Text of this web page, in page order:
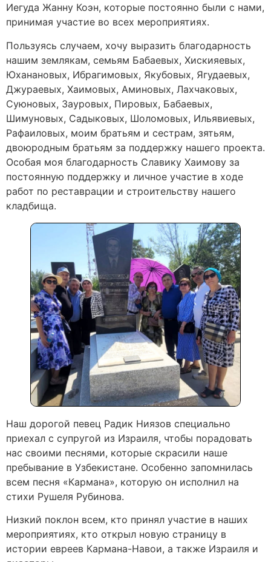
Иегуда Жанну Коэн, которые постоянно были с нами,
принимая участие во всех мероприятиях.
Пользуясь случаем, хочу выразить благодарность
нашим землякам, семьям Бабаевых, Хискияевых,
Юханановых, Ибрагимовых, Якубовых, Ягудаевых,
Джураевых, Хаимовых, Аминовых, Лахчаковых,
Суюновых, Зауровых, Пировых, Бабаевых,
Шимуновых, Садыковых, Шоломовых, Ильявиевых,
Рафаиловых, моим братьям и сестрам, зятьям,
двоюродным братьям за поддержку нашего проекта.
Особая моя благодарность Славику Хаимову за
постоянную поддержку и личное участие в ходе
работ по реставрации и строительству нашего
кладбища.
Наш дорогой певец Радик Ниязов специально
приехал с супругой из Израиля, чтобы порадовать
нас своими песнями, которые скрасили наше
пребывание в Узбекистане. Особенно запомнилась
всем песня «Кармана», которую он исполнил на
стихи Рушеля Рубинова.
Низкий поклон всем, кто принял участие в наших
мероприятиях, кто открыл новую страницу в
истории евреев Кармана-Навои, а также Израиля и